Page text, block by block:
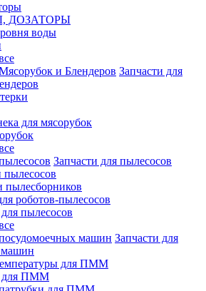
ДОЗАТОРЫ
воды
Запчасти для
для мясорубок
Запчасти для пылесосов
пылесосов
пылесборников
роботов-пылесосов
пылесосов
Запчасти для
машин
для ПММ
для ПММ